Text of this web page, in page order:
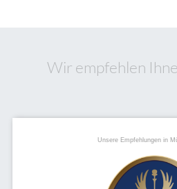
Wir empfehlen
Unsere Empfehlungen in